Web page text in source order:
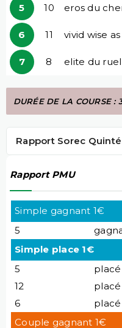
5 10 eros du
6 11 vivid wise as
7 8 elite du ruel
DURÉE DE LA COURSE :
Rapport Sorec Quinté
Rapport PMU
Simple gagnant 1€
5
Simple place 1€
5
placé
12
placé
6
placé
Couple gagnant 1€